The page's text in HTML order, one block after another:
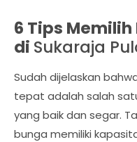
6 Tips
di Sukaraja
Sudah dijelaskan
tepat adalah salah
yang baik dan segar.
bunga memiliki